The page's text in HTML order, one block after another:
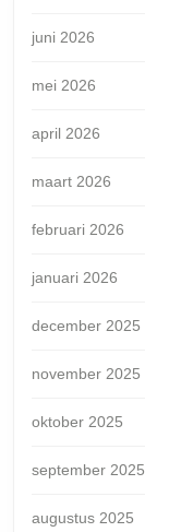
juni 2026
mei 2026
april 2026
maart 2026
februari 2026
januari 2026
december 2025
november 2025
oktober 2025
september 2025
augustus 2025